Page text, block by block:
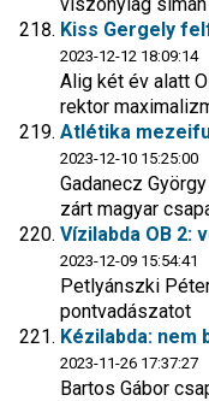
Kiss Gergely
2023-12-12 18:09:14
Alig két év alatt
rektor
Atlétika
2023-12-10 15:25:00
Gadanecz
zárt magyar
Vízilabda OB 2:
2023-12-09 15:54:41
Petlyánszki
pontvadászatot
Kézilabda: nem
2023-11-26 17:37:27
Bartos Gábor